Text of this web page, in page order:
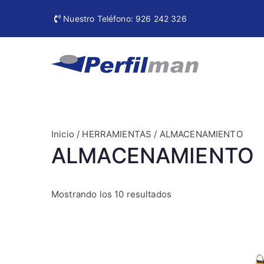
contenido
Nuestro Teléfono: 926 242 326
Materiales
Inicio / HERRAMIENTAS / ALMACENAMIENTO
ALMACENAMIENTO
Mostrando los 10 resultados